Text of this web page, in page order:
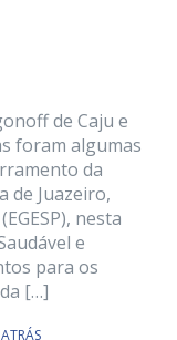
de Caju e
foram algumas
da
de Juazeiro,
nesta
e
para os
[…]